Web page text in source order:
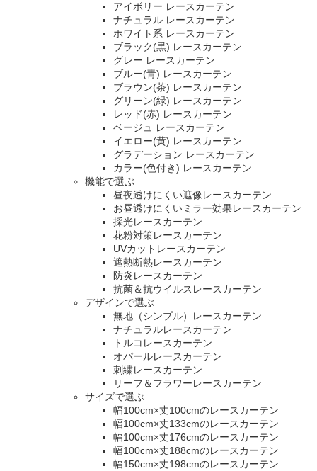
アイボリー レースカーテン
ナチュラル レースカーテン
ホワイト系 レースカーテン
ブラック(黒) レースカーテン
グレー レースカーテン
ブルー(青) レースカーテン
ブラウン(茶) レースカーテン
グリーン(緑) レースカーテン
レッド(赤) レースカーテン
ベージュ レースカーテン
イエロー(黄) レースカーテン
グラデーション レースカーテン
カラー(色付き) レースカーテン
機能で選ぶ
昼夜透けにくい遮像レースカーテン
お昼透けにくいミラー効果レースカーテン
採光レースカーテン
花粉対策レースカーテン
UVカットレースカーテン
遮熱断熱レースカーテン
防炎レースカーテン
抗菌＆抗ウイルスレースカーテン
デザインで選ぶ
無地（シンプル）レースカーテン
ナチュラルレースカーテン
トルコレースカーテン
オパールレースカーテン
刺繍レースカーテン
リーフ＆フラワーレースカーテン
サイズで選ぶ
幅100cm×丈100cmのレースカーテン
幅100cm×丈133cmのレースカーテン
幅100cm×丈176cmのレースカーテン
幅100cm×丈188cmのレースカーテン
幅150cm×丈198cmのレースカーテン